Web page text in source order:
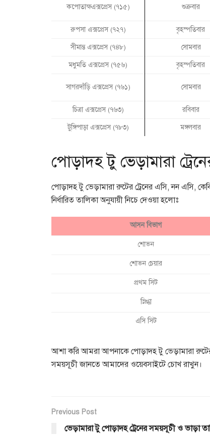
কপোতাক্ষএক্সপ্রেস (৭১৫) শুক্রবার
রুপসা এক্সপ্রেস (৭২৭) বৃহস্পতিবার
সীমান্ত এক্সপ্রেস (৭৪৮) সোমবার
মধুমতি এক্সপ্রেস (৭৫৬) বৃহস্পতিবার
সাগরদাঁড়ি এক্সপ্রেস (৭৬১) সোমবার
চিত্রা এক্সপ্রেস (৭৬৩) রবিবার
টুঙ্গিপাড়া এক্সপ্রেস (৭৮৩) মঙ্গলবার
পোড়াদহ টু ভেড়ামারা
পোড়াদহ টু ভেড়ামারা রুটের ট্রেনের এসি, নন এসি,
নির্ধারিত তালিকা অনুযায়ী নিচে দেওয়া হলোঃ
আসন বিভাগ
শোভন
শোভন চেয়ার
প্রথম সিট
স্নিগ্ধা
এসি সিট
আশা করি আমরা আপনাকে পোড়াদহ টু ভেড়ামারা রুটের
সময়সূচী জানতে আমাদের ওয়েবসাইটে চোখ রাখুন।
Previous Post
ভেড়ামারা টু পোড়াদহ ট্রেনের সময়সূচী ও ভাড়া